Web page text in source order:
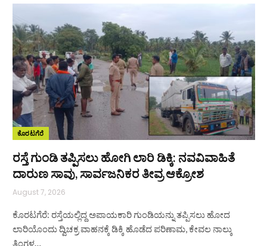
ಕೊರಟಗೆರೆ
ರಸ್ತೆ ಗುಂಡಿ ತಪ್ಪಿಸಲು ಹೋಗಿ ಲಾರಿ ಡಿಕ್ಕಿ: ನವವಿವಾಹಿತೆ
ದಾರುಣ ಸಾವು, ಸಾರ್ವಜನಿಕರ ತೀವ್ರ ಆಕ್ರೋಶ
August 7, 2026
ಕೊರಟಗೆರೆ: ರಸ್ತೆಯಲ್ಲಿದ್ದ ಅಪಾಯಕಾರಿ ಗುಂಡಿಯನ್ನು ತಪ್ಪಿಸಲು ಹೋದ
ಲಾರಿಯೊಂದು ದ್ವಿಚಕ್ರ ವಾಹನಕ್ಕೆ ಡಿಕ್ಕಿ ಹೊಡೆದ ಪರಿಣಾಮ, ಕೇವಲ ನಾಲ್ಕು
ತಿಂಗಳ…